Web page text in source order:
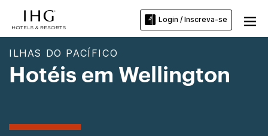
Login / Inscreva-se
ILHAS DO PACÍFICO
Hotéis em Wellington